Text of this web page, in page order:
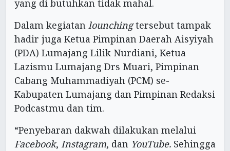
yang di butuhkan tidak mahal.
Dalam kegiatan lounchingtersebut tampak
hadir juga Ketua Pimpinan Daerah Aisyiyah
(PDA) Lumajang Lilik Nurdiani, Ketua
Lazismu Lumajang Drs Muari, Pimpinan
Cabang Muhammadiyah (PCM) se-
Kabupaten Lumajang dan Pimpinan Redaksi
Podcastmu dan tim.
“Penyebaran dakwah dilakukan melalui
Facebook, Instagram, dan YouTube. Sehingga